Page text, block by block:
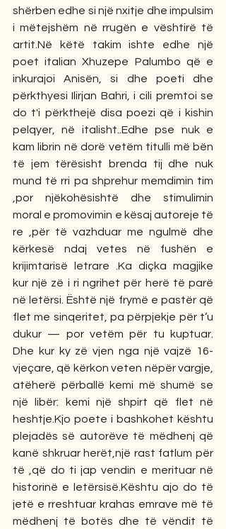
shërben edhe si një nxitje dhe impulsim
i mëtejshëm në rrugën e vështirë të
artit.Në këtë takim ishte edhe një
poet italian Xhuzepe Palumbo që e
inkurajoi Anisën, si dhe poeti dhe
përkthyesi Ilirjan Bahri, i cili premtoi se
do t'i përkthejë disa poezi që i kishin
pelqyer, në italisht..Edhe pse nuk e
kam librin në dorë vetëm titulli më bën
të jem tërësisht brenda tij dhe nuk
mund të rri pa shprehur memdimin tim
,por njëkohësishtë dhe stimulimin
moral e promovimin e kësaj autoreje të
re ,për të vazhduar me ngulmë dhe
kërkesë ndaj vetes në fushën e
krijimtarisë letrare .Ka diçka magjike
kur një zë i ri ngrihet për herë të parë
në letërsi. Është një frymë e pastër që
flet me sinqeritet, pa përpjekje për t’u
dukur — por vetëm për tu kuptuar.
Dhe kur ky zë vjen nga një vajzë 16-
vjeçare, që kërkon veten nëpër vargje,
atëherë përballë kemi më shumë se
një libër: kemi një shpirt që flet në
heshtje.Kjo poete i bashkohet kështu
plejadës së autorëve të mëdhenj që
kanë shkruar herët,një rast fatlum për
të ,që do ti jap vendin e merituar në
historinë e letërsisë.Kështu ajo do të
jetë e rreshtuar krahas emrave më të
mëdhenj të botës dhe të vëndit të